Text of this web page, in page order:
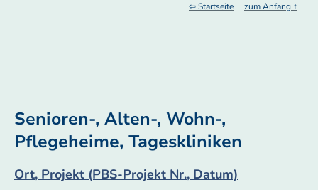
⇦ Startseite zum Anfang ↑
Senioren-, Alten-, Wohn-,
Pflegeheime, Tageskliniken
Ort, Projekt (PBS-Projekt Nr., Datum)